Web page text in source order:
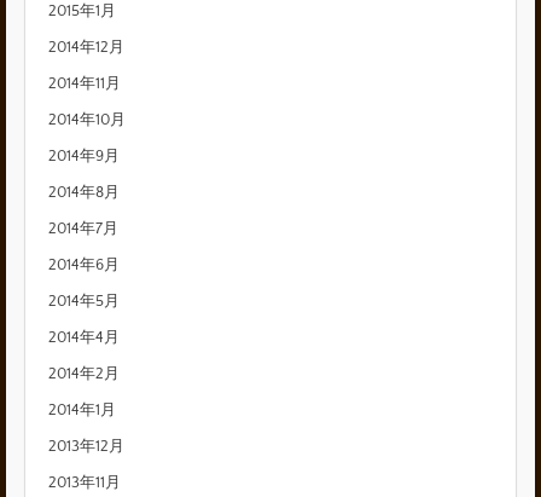
2015年1月
2014年12月
2014年11月
2014年10月
2014年9月
2014年8月
2014年7月
2014年6月
2014年5月
2014年4月
2014年2月
2014年1月
2013年12月
2013年11月